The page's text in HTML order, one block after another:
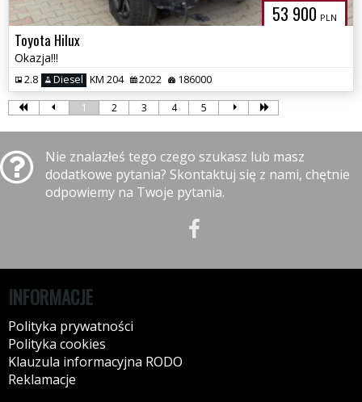
53 900 PLN
Toyota Hilux
Okazja!!!
2.8 Diesel KM 204 2022 186000
1 2 3 4 5
Nie znalazłeś tego czego szukasz lub masz
dodatkowe pytania? Skontaktuj się z nami, chętnie
odpowiemy na Twoje pytania.
INFORMACJE
Polityka prywatności
Polityka cookies
Klauzula informacyjna RODO
Reklamacje